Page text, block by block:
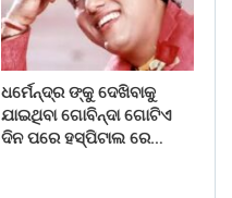
ଧର୍ମେନ୍ଦ୍ର ଙ୍କୁ ଦେଖିବାକୁ
ଯାଇଥିବା ଗୋବିନ୍ଦା ଗୋଟିଏ
ଦିନ ପରେ ହସ୍ପିଟାଲ ରେ…